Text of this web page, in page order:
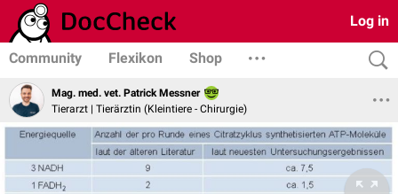
Log in
Community Flexikon Shop
Mag. med. vet. Patrick Messner
Tierarzt | Tierärztin (Kleintiere - Chirurgie)